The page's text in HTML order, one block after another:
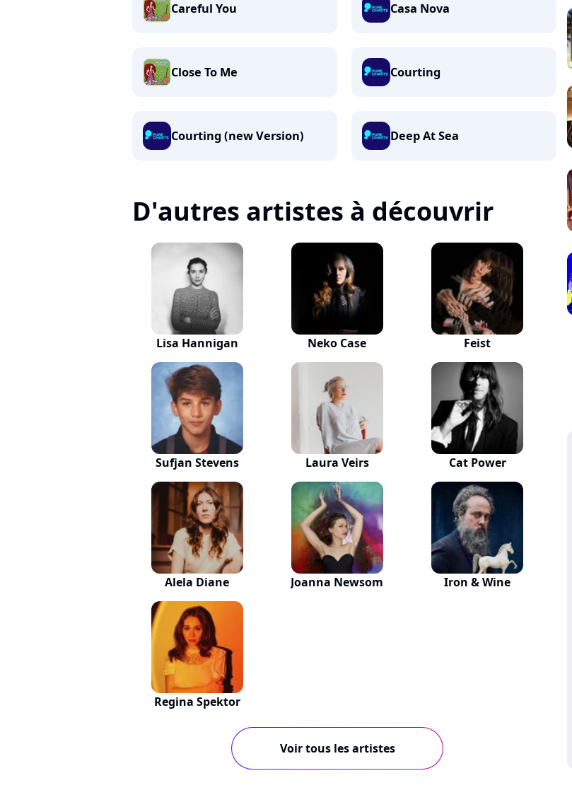
Careful You Casa Nova
Close To Me Courting
Courting (new Version) Deep At Sea
D'autres artistes à découvrir
Lisa Hannigan Neko Case Feist
Sufjan Stevens Laura Veirs Cat Power
Alela Diane Joanna Newsom Iron & Wine
Regina Spektor
Voir tous les artistes